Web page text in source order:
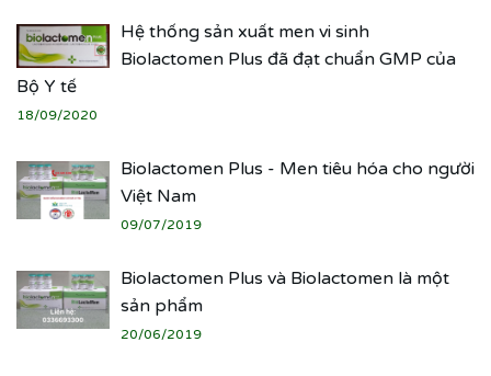
Hệ thống sản xuất men vi sinh
Biolactomen Plus đã đạt chuẩn GMP của
Bộ Y tế
18/09/2020
Biolactomen Plus - Men tiêu hóa cho người
Việt Nam
09/07/2019
Biolactomen Plus và Biolactomen là một
sản phẩm
20/06/2019